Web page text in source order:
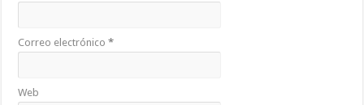
Correo electrónico*
Web